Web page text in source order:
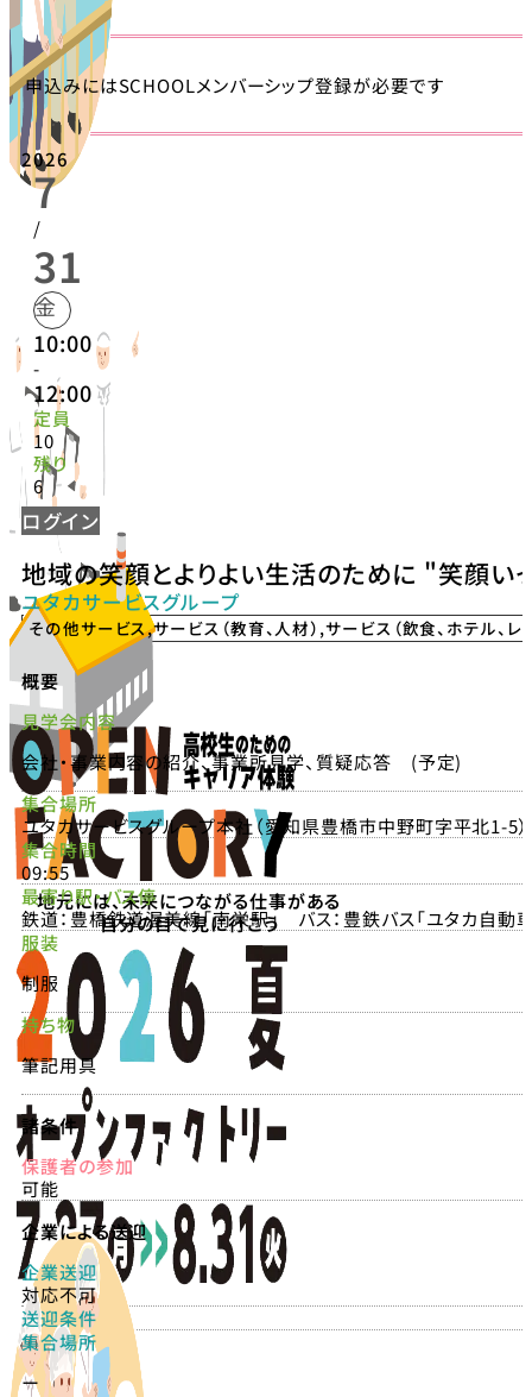
地元には、未来につながる仕事がある
自分の目で見に行こう
申込みにはSCHOOLメンバーシップ登録が必要です
2026
7
/
31
金
10:00
-
12:00
定員
10
残り
6
ログイン
地域の笑顔とよりよい生活のために "笑顔い
ユタカサービスグループ
その他サービス,サービス（教育、人材） ,サービス（飲食、ホテル、レ
概要
見学会内容
会社・事業内容の紹介、事業所見学、質疑応答 (予定)
集合場所
ユタカサービスグループ本社（愛知県豊橋市中野町字平北1-5）
集合時間
09:55
最寄り駅・バス停
鉄道：豊橋鉄道渥美線「南栄駅」 バス：豊鉄バス「ユタカ自動
服装
制服
持ち物
筆記用具
諸条件
保護者の参加
可能
企業による送迎
企業送迎
対応不可
送迎条件
集合場所
ー